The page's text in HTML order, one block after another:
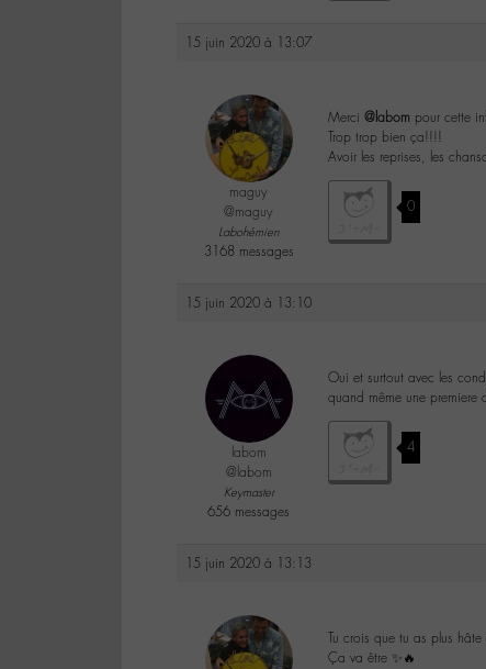
15 juin 2020 à 13:07
maguy
@maguy
Labohémien
3168 messages
Merci @labom pour cette
Trop trop bien ça!!!!
Avoir les reprises, les
0
15 juin 2020 à 13:10
labom
@labom
Keymaster
656 messages
Oui et surtout avec les
quand même une
4
15 juin 2020 à 13:13
Tu crois que tu as plus
Ça va être ✨🔥